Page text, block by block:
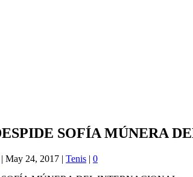
SOFÍA MÚNERA
| May 24, 2017 | Tenis | 0